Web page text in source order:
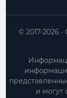
© 2017-2026
и могут